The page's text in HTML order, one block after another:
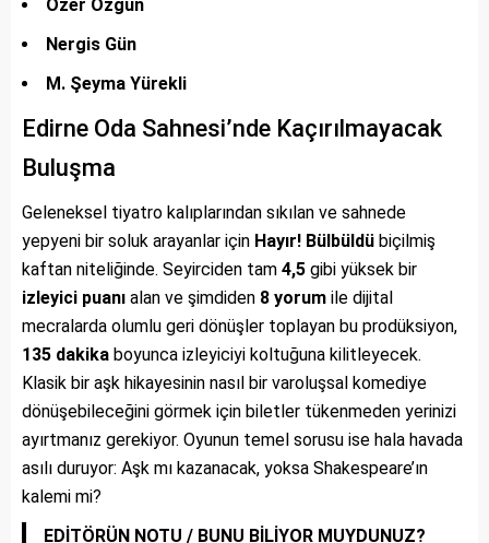
Özer Özgün
Nergis Gün
M. Şeyma Yürekli
Edirne Oda Sahnesi’nde Kaçırılmayacak
Buluşma
Geleneksel tiyatro kalıplarından sıkılan ve sahnede
yepyeni bir soluk arayanlar için Hayır! Bülbüldü biçilmiş
kaftan niteliğinde. Seyirciden tam 4,5 gibi yüksek bir
izleyici puanı alan ve şimdiden 8 yorum ile dijital
mecralarda olumlu geri dönüşler toplayan bu prodüksiyon,
135 dakika boyunca izleyiciyi koltuğuna kilitleyecek.
Klasik bir aşk hikayesinin nasıl bir varoluşsal komediye
dönüşebileceğini görmek için biletler tükenmeden yerinizi
ayırtmanız gerekiyor. Oyunun temel sorusu ise hala havada
asılı duruyor: Aşk mı kazanacak, yoksa Shakespeare’ın
kalemi mi?
EDİTÖRÜN NOTU / BUNU BİLİYOR MUYDUNUZ?